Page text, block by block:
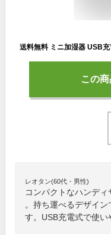
この
レオタン(60代・男性)
コンパクトなハンデ
。持ち運べるデザイ
す。USB充電式で使い